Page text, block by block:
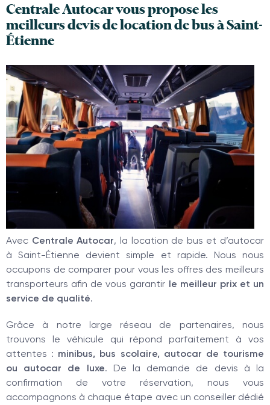
Centrale Autocar vous propose les
meilleurs devis de location de bus à Saint-
Étienne
Avec Centrale Autocar, la location de bus et d’autocar
à Saint-Étienne devient simple et rapide. Nous nous
occupons de comparer pour vous les offres des meilleurs
transporteurs afin de vous garantir le meilleur prix et un
service de qualité.
Grâce à notre large réseau de partenaires, nous
trouvons le véhicule qui répond parfaitement à vos
attentes : minibus, bus scolaire, autocar de tourisme
ou autocar de luxe. De la demande de devis à la
confirmation de votre réservation, nous vous
accompagnons à chaque étape avec un conseiller dédié